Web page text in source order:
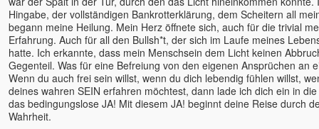
Hingabe, der vollständigen Bankrotterklärung, dem Scheitern all
begann meine Heilung. Mein Herz öffnete sich, auch für die trivial
Erfahrung. Auch für all den Bullsh*t, der sich im Laufe meines
hatte. Ich erkannte, dass mein Menschsein dem Licht keinen
Gegenteil. Was für eine Befreiung von den eigenen Ansprüchen an
Wenn du auch frei sein willst, wenn du dich lebendig fühlen willst,
deines wahren SEIN erfahren möchtest, dann lade ich dich ein in
das bedingungslose JA! Mit diesem JA! beginnt deine Reise durch
Wahrheit.